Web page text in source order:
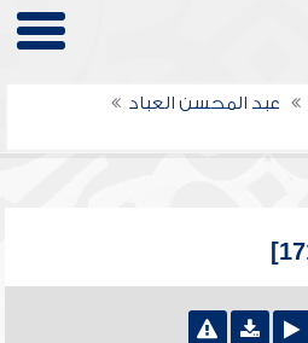
عبد المحسن العباد